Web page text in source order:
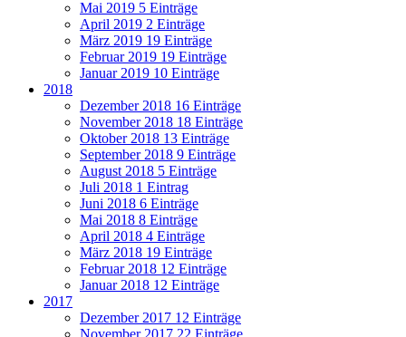
Mai 2019 5 Einträge
April 2019 2 Einträge
März 2019 19 Einträge
Februar 2019 19 Einträge
Januar 2019 10 Einträge
2018
Dezember 2018 16 Einträge
November 2018 18 Einträge
Oktober 2018 13 Einträge
September 2018 9 Einträge
August 2018 5 Einträge
Juli 2018 1 Eintrag
Juni 2018 6 Einträge
Mai 2018 8 Einträge
April 2018 4 Einträge
März 2018 19 Einträge
Februar 2018 12 Einträge
Januar 2018 12 Einträge
2017
Dezember 2017 12 Einträge